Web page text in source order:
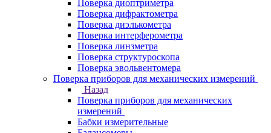
Поверка диоптриметра
Поверка дифрактометра
Поверка диэлькометра
Поверка интерферометра
Поверка линзметра
Поверка структуроскопа
Поверка эвольвентомера
Поверка приборов для механических измерений
Назад
Поверка приборов для механических
измерений
Бабки измерительные